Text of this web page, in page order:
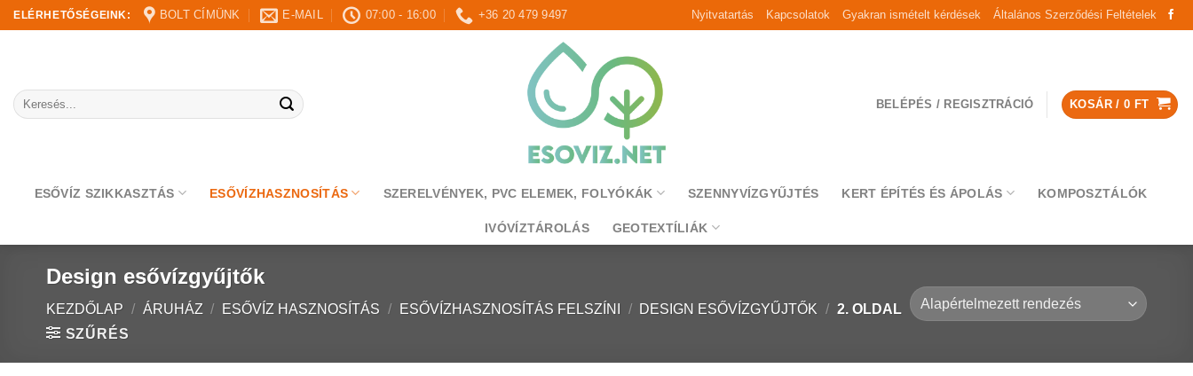
Skip
to
ELÉRHETŐSÉGEINK: BOLT CÍMÜNK E-MAIL 07:00 - 16:00 +36 20 479 9497 Nyitvatartás Kapcsolatok Gyakran ismételt kérdések Általános Szerződési Feltételek
Keresés
a
BELÉPÉS / REGISZTRÁCIÓ KOSÁR /0 FT
ESŐVÍZ SZIKKASZTÁS ESŐVÍZHASZNOSÍTÁS SZERELVÉNYEK, PVC ELEMEK, FOLYÓKÁK SZENNYVÍZGYŰJTÉS KERT ÉPÍTÉS ÉS ÁPOLÁS KOMPOSZTÁLÓK
IVÓVÍZTÁROLÁS GEOTEXTÍLIÁK
Design esővízgyűjtők
KEZDŐLAP / ÁRUHÁZ / ESŐVÍZ HASZNOSÍTÁS / ESŐVÍZHASZNOSÍTÁS FELSZÍNI / DESIGN ESŐVÍZGYŰJTŐK / 2. OLDAL
SZŰRÉS